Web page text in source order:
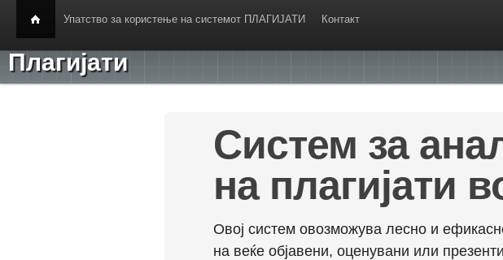
Упатство за користење на системот ПЛАГИЈАТИ Контакт
Плагијати
Систем за
на плагијати
Овој систем овозможува лесно и
на веќе објавени, оценувани или